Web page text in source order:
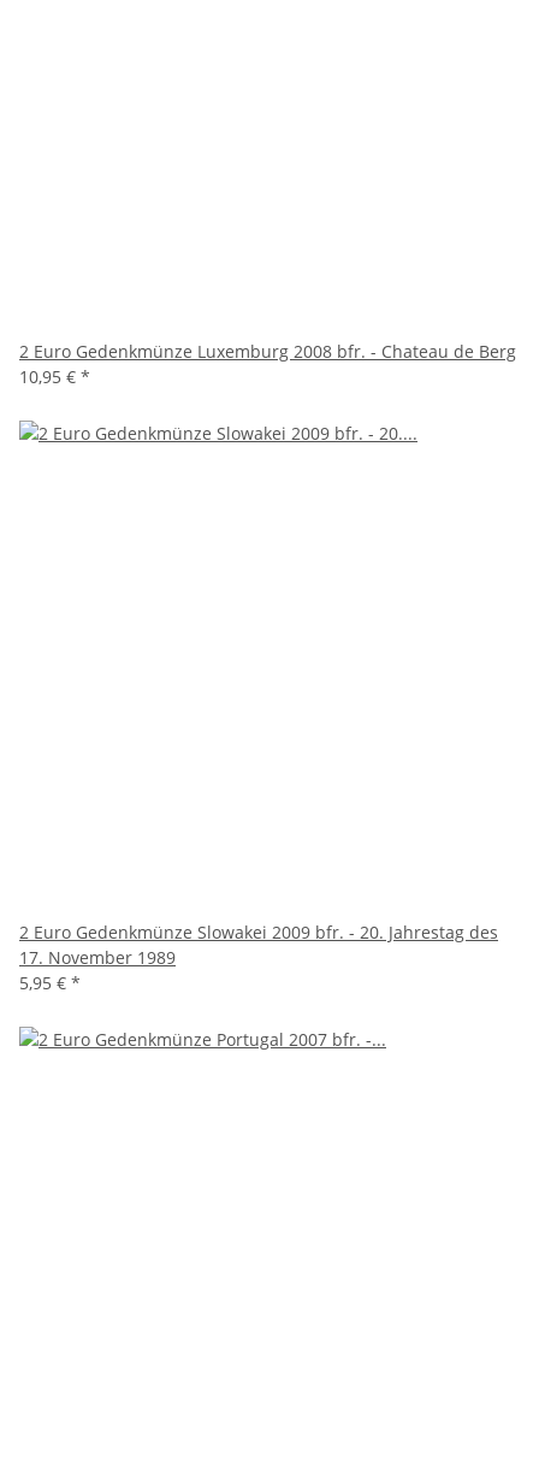
2 Euro Gedenkmünze Luxemburg 2008 bfr. - Chateau de Berg
10,95 € *
2 Euro Gedenkmünze Slowakei 2009 bfr. - 20. Jahrestag des
17. November 1989
5,95 € *